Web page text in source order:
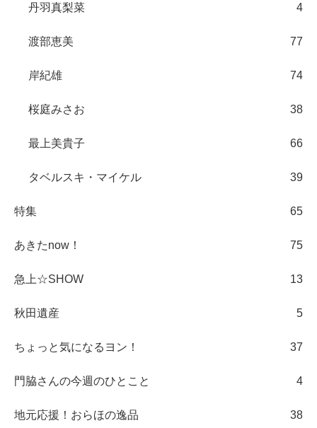
丹羽真梨菜 4
渡部恵美 77
岸紀雄 74
桜庭みさお 38
最上美貴子 66
タベルスキ・マイケル 39
特集 65
あきたnow！ 75
急上☆SHOW 13
秋田遺産 5
ちょっと気になるヨン！ 37
門脇さんの今週のひとこと 4
地元応援！おらほの逸品 38